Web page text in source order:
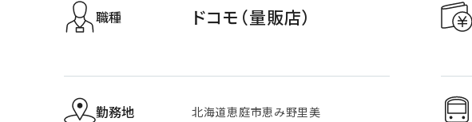
職種 ドコモ（量販店）
勤務地 北海道恵庭市恵み野里美